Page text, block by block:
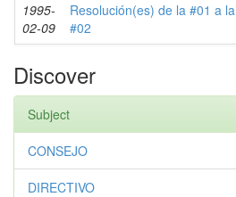
1995-
02-09
Resolución(es) de la #01 a la
#02
Discover
Subject
CONSEJO
DIRECTIVO